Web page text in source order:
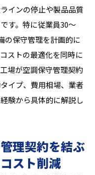
インの停止や製品品質
す。特に従業員30〜
の保守管理を計画的に
ストの最適化を同時に
場が空調保守管理契約
イプ、費用相場、業者
験から具体的に解説し
理契約を結ぶ
スト削減